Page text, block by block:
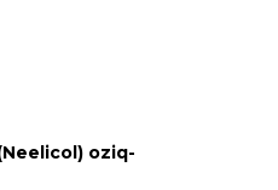
oziq-